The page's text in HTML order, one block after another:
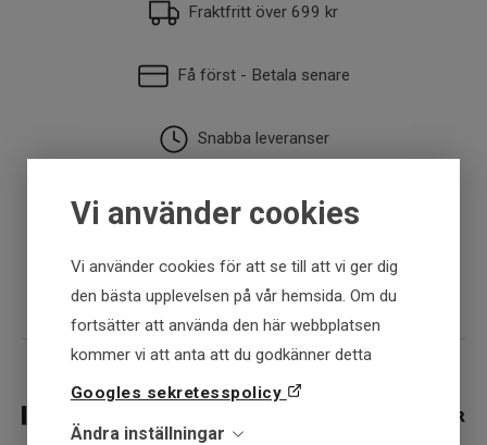
Vi använder cookies
Vi använder cookies för att se till att vi ger dig
den bästa upplevelsen på vår hemsida. Om du
fortsätter att använda den här webbplatsen
kommer vi att anta att du godkänner detta
Googles sekretesspolicy
Ändra inställningar
Fraktfritt över 699 kr
Få först - Betala senare
Snabba leveranser
30 dagar öppet köp
Fysisk butik